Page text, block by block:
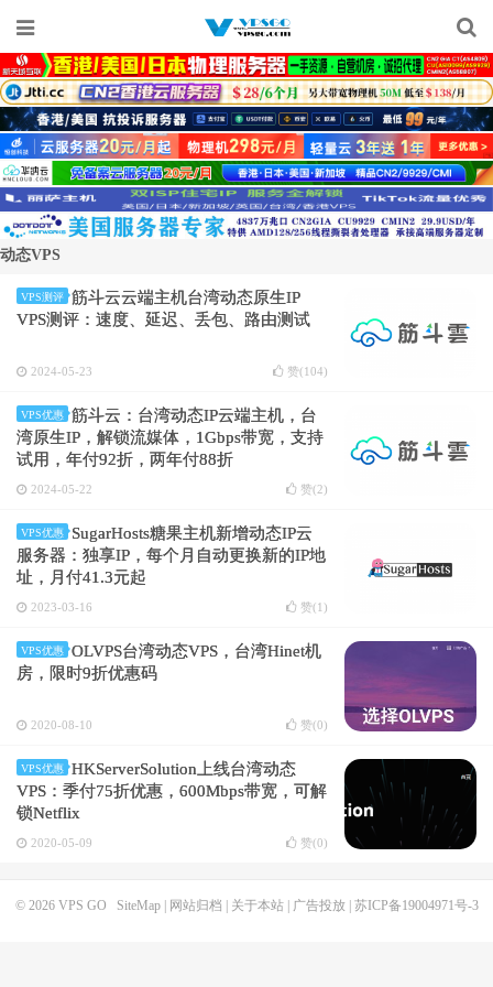
动态VPS
VPS测评
筋斗云云端主机台湾动态原生IP
VPS测评：速度、延迟、丢包、路由测试
2024-05-23 赞(104)
VPS优惠
筋斗云：台湾动态IP云端主机，台
湾原生IP，解锁流媒体，1Gbps带宽，支持
试用，年付92折，两年付88折
2024-05-22 赞(2)
VPS优惠
SugarHosts糖果主机新增动态IP云
服务器：独享IP，每个月自动更换新的IP地
址，月付41.3元起
2023-03-16 赞(1 )
VPS优惠
OLVPS台湾动态VPS，台湾Hinet机
房，限时9折优惠码
2020-08-10 赞(0)
VPS优惠
HKServerSolution上线台湾动态
VPS：季付75折优惠，600Mbps带宽，可解
锁Netflix
2020-05-09 赞(0)
© 2026 VPS GO SiteMap| 网站归档 | 关于本站| 广告投放| 苏ICP备19004971号-3